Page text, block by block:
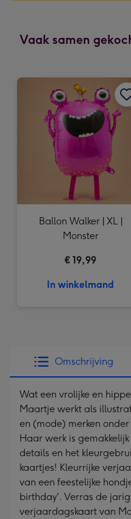
mm
indruk
241
333
mm
Vaak samen
Ballon Walker | XL |
Monster
€ 19,99
In winkelmand
Omschrijving
Wat een vrolijke en
Maartje werkt als
en (mode) merken
Haar werk is
details en het
kaartjes! Kleurrijke
van een feestelijke
birthday'. Verras de
verjaardagskaart van